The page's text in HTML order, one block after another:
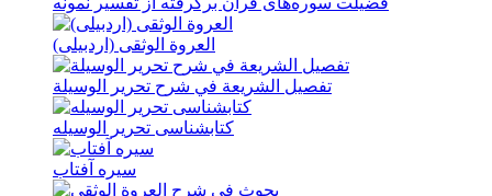
العروة الوثقی (اردبيلی)
تفصیل الشریعة في شرح تحریر الوسیلة
کتابشناسی تحریر الوسیله
سيره آفتاب